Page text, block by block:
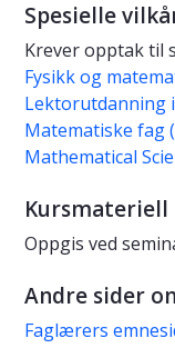
Spesielle
Krever opptak til
Fysikk og
Lektorutdanning
Matematiske fag
Mathematical
Kursmateriell
Oppgis ved
Andre sider
Faglærers